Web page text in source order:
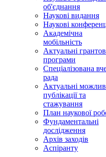
об'єднання
Наукові видання
Наукові
Академічна
мобільність
Актуальні
програми
Спеціалізована
рада
Актуальні
публікації та
стажування
План наукової
Фундаментальні
дослідження
Архів заходів
Аспіранту